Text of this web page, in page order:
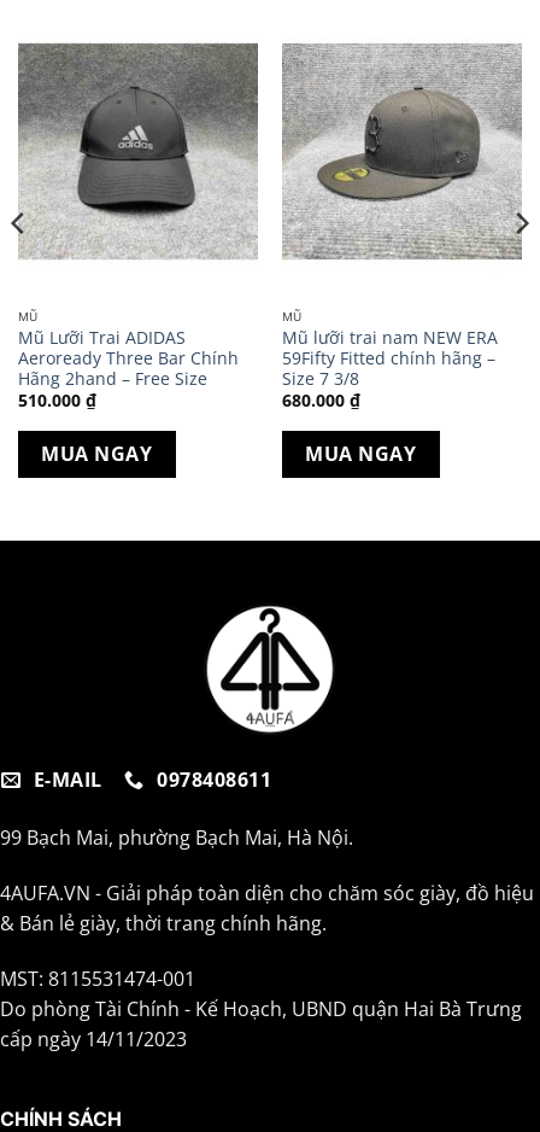
MŨ
Mũ Lưỡi Trai ADIDAS
Aeroready Three Bar Chính
Hãng 2hand – Free Size
510.000 ₫
MUA NGAY
MŨ
Mũ lưỡi trai nam NEW ERA
59Fifty Fitted chính hãng –
Size 7 3/8
680.000 ₫
MUA NGAY
E-MAIL 0978408611
99 Bạch Mai, phường Bạch Mai, Hà Nội.
4AUFA.VN - Giải pháp toàn diện cho chăm sóc giày, đồ hiệu
& Bán lẻ giày, thời trang chính hãng.
MST: 8115531474-001
Do phòng Tài Chính - Kế Hoạch, UBND quận Hai Bà Trưng
cấp ngày 14/11/2023
CHÍNH SÁCH